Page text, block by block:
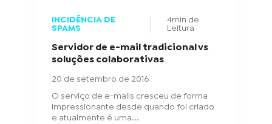
INCIDÊNCIA DE
SPAMS
4min de
Leitura
Servidor de e-mail tradicional vs
soluções colaborativas
20 de setembro de 2016
O serviço de e-mails cresceu de forma
impressionante desde quando foi criado
e atualmente é uma...